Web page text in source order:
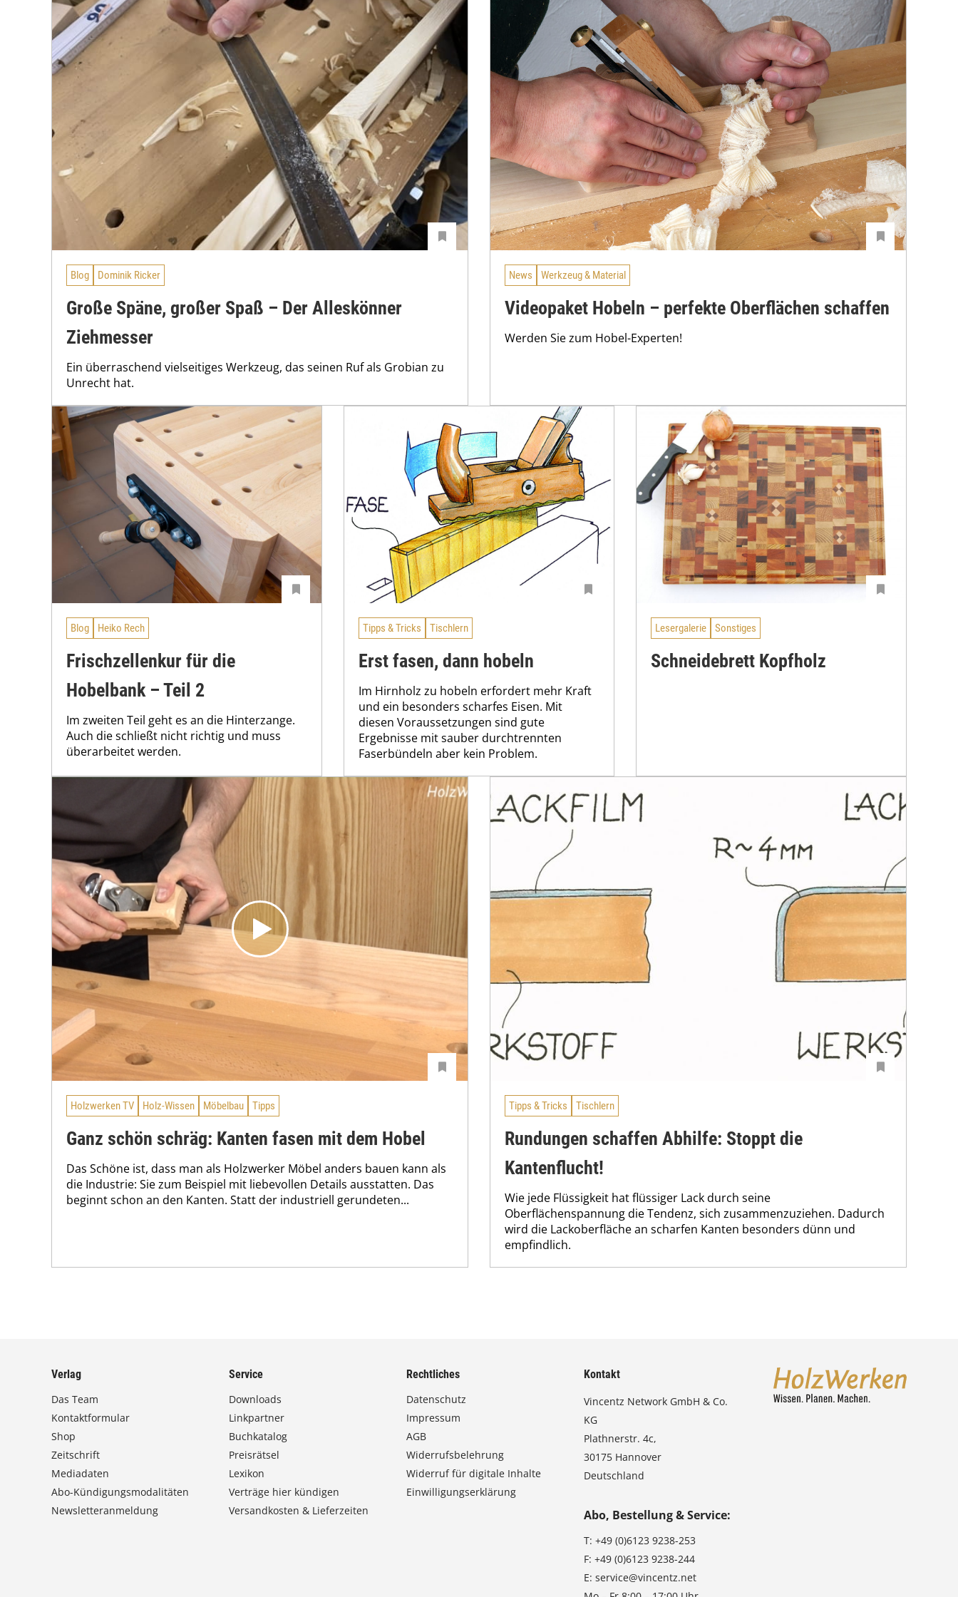
Blog Dominik Ricker
Große Späne, großer Spaß – Der Alleskönner
Ziehmesser
Ein überraschend vielseitiges Werkzeug, das seinen Ruf als Grobian zu
Unrecht hat.
News Werkzeug & Material
Videopaket Hobeln – perfekte Oberflächen schaffen
Werden Sie zum Hobel-Experten!
Blog Heiko Rech
Frischzellenkur für die
Hobelbank – Teil 2
Im zweiten Teil geht es an die Hinterzange.
Auch die schließt nicht richtig und muss
überarbeitet werden.
Tipps & Tricks Tischlern
Erst fasen, dann hobeln
Im Hirnholz zu hobeln erfordert mehr Kraft
und ein besonders scharfes Eisen. Mit
diesen Voraussetzungen sind gute
Ergebnisse mit sauber durchtrennten
Faserbündeln aber kein Problem.
Lesergalerie Sonstiges
Schneidebrett Kopfholz
Holzwerken TV Holz-Wissen Möbelbau Tipps
Ganz schön schräg: Kanten fasen mit dem Hobel
Das Schöne ist, dass man als Holzwerker Möbel anders bauen kann als
die Industrie: Sie zum Beispiel mit liebevollen Details ausstatten. Das
beginnt schon an den Kanten. Statt der industriell gerundeten...
Tipps & Tricks Tischlern
Rundungen schaffen Abhilfe: Stoppt die
Kantenflucht!
Wie jede Flüssigkeit hat flüssiger Lack durch seine
Oberflächenspannung die Tendenz, sich zusammenzuziehen. Dadurch
wird die Lackoberfläche an scharfen Kanten besonders dünn und
empfindlich.
Verlag
Das Team
Kontaktformular
Shop
Zeitschrift
Mediadaten
Abo-Kündigungsmodalitäten
Newsletteranmeldung
Service
Downloads
Linkpartner
Buchkatalog
Preisrätsel
Lexikon
Verträge hier kündigen
Versandkosten & Lieferzeiten
Rechtliches
Datenschutz
Impressum
AGB
Widerrufsbelehrung
Widerruf für digitale Inhalte
Einwilligungserklärung
Kontakt
Vincentz Network GmbH & Co.
KG
Plathnerstr. 4c,
30175 Hannover
Deutschland
Abo, Bestellung & Service:
T:+49 (0)6123 9238-253
F:+49 (0)6123 9238-244
E:service@vincentz.net